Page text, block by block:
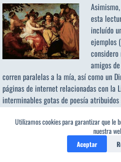
Utilizamos cookies para garantizar que le
nuestra
Aceptar
esta
incluído
ejemplos
amigos
corren paralelas a la mía, así como un
páginas de internet relacionadas con la
interminables gotas de poesía